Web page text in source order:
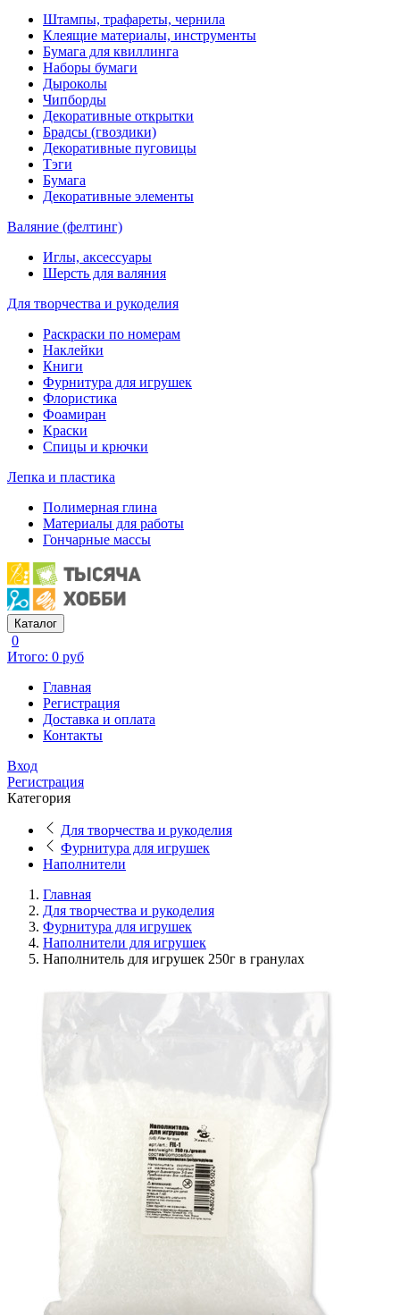
Штампы, трафареты, чернила
Клеящие материалы, инструменты
Бумага для квиллинга
Наборы бумаги
Дыроколы
Чипборды
Декоративные открытки
Брадсы (гвоздики)
Декоративные пуговицы
Тэги
Бумага
Декоративные элементы
Валяние (фелтинг)
Иглы, аксессуары
Шерсть для валяния
Для творчества и рукоделия
Раскраски по номерам
Наклейки
Книги
Фурнитура для игрушек
Флористика
Фоамиран
Краски
Спицы и крючки
Лепка и пластика
Полимерная глина
Материалы для работы
Гончарные массы
Каталог
0
Итого: 0 руб
Главная
Регистрация
Доставка и оплата
Контакты
Вход
Регистрация
Категория
Для творчества и рукоделия
Фурнитура для игрушек
Наполнители
Главная
Для творчества и рукоделия
Фурнитура для игрушек
Наполнители для игрушек
Наполнитель для игрушек 250г в гранулах